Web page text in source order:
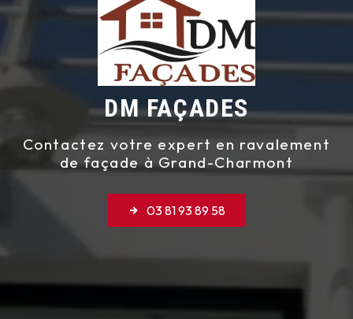
DM FAÇADES
Contactez votre expert en ravalement
de façade à Grand-Charmont
03 81 93 89 58